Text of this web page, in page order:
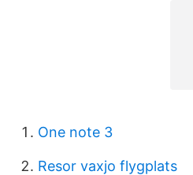
One note 3
Resor vaxjo flygplats